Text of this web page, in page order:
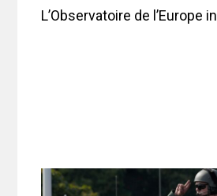
L’Observatoire de l’Europe in